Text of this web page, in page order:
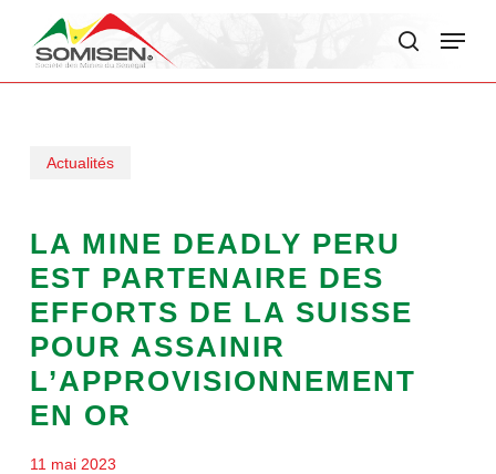
Menu
Actualités
LA MINE DEADLY PERU
EST PARTENAIRE DES
EFFORTS DE LA SUISSE
POUR ASSAINIR
L’APPROVISIONNEMENT
EN OR
11 mai 2023